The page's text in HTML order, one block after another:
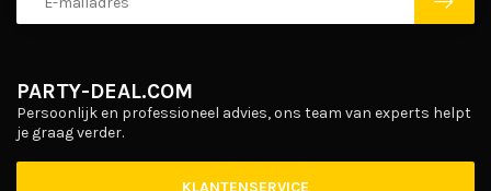
PARTY-DEAL.COM
Persoonlijk en professioneel advies, ons team van experts helpt
je graag verder.